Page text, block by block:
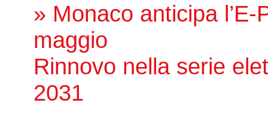
» Monaco anticipa l’E-
maggio
Rinnovo nella serie
2031